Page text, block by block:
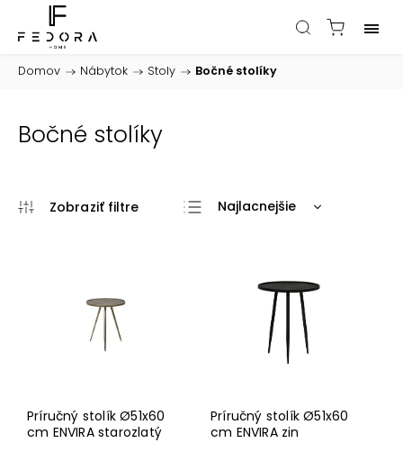
Domov / Nábytok / Stoly / Bočné stolíky
Bočné stolíky
Najlacnejšie
Abecedne
Príručný stolík Ø51x60
cm ENVIRA starozlatý
Príručný stolík Ø51x60
cm ENVIRA zin